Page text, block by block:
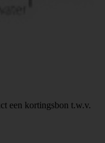
een kortingsbon t.w.v.